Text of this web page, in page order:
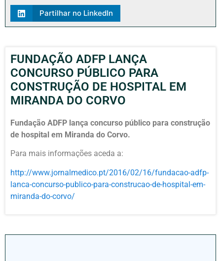
Partilhar no LinkedIn
FUNDAÇÃO ADFP LANÇA
CONCURSO PÚBLICO PARA
CONSTRUÇÃO DE HOSPITAL EM
MIRANDA DO CORVO
Fundação ADFP lança concurso público para construção
de hospital em Miranda do Corvo.
Para mais informações aceda a:
http://www.jornalmedico.pt/2016/02/16/fundacao-adfp-
lanca-concurso-publico-para-construcao-de-hospital-em-
miranda-do-corvo/